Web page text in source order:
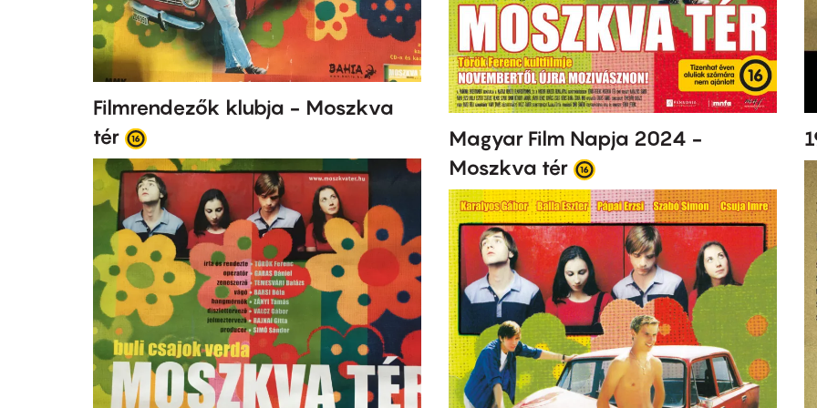
Filmrendezők klubja - Moszkva
tér
Magyar Film Napja 2024 -
Moszkva tér